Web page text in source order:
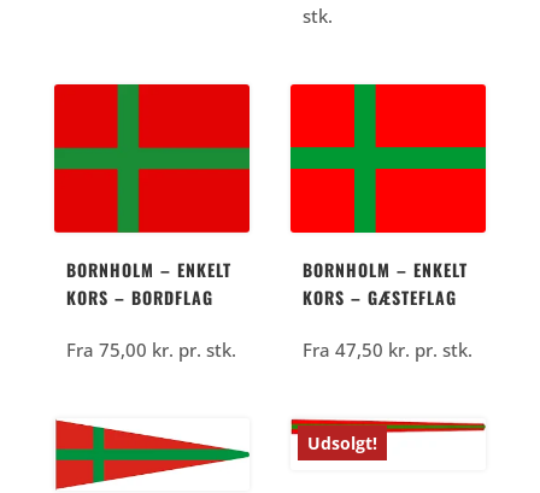
stk.
BORNHOLM – ENKELT
KORS – BORDFLAG
Fra 75,00 kr. pr. stk.
BORNHOLM – ENKELT
KORS – GÆSTEFLAG
Fra47,50 kr. pr. stk.
Udsolgt!